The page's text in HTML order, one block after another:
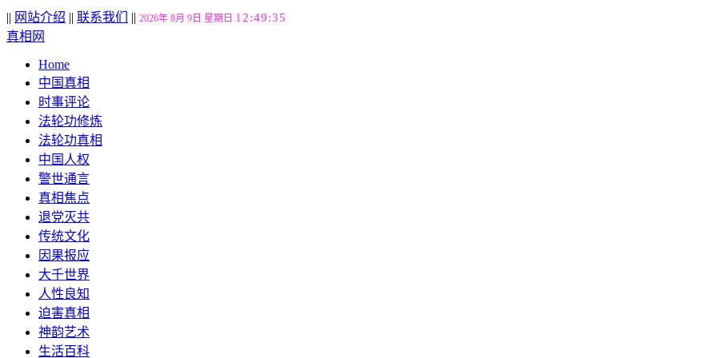
|| 网站介绍 || 联系我们 || 2026年 8月 9日 星期日 12:49:36
真相网
Home
中国真相
时事评论
法轮功修炼
法轮功真相
中国人权
警世通言
真相焦点
退党灭共
传统文化
因果报应
大千世界
人性良知
迫害真相
神韵艺术
生活百科